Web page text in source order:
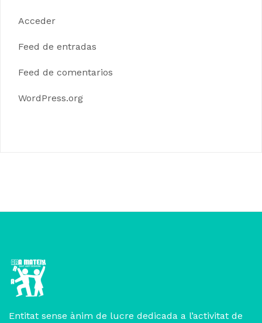
Acceder
Feed de entradas
Feed de comentarios
WordPress.org
Entitat sense ànim de lucre dedicada a l’activitat de